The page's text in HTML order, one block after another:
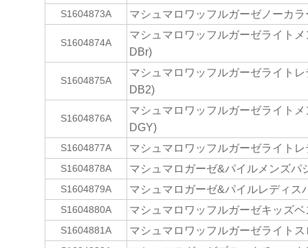
S1604873A マシュマロワッフルガーゼノーカ
S1604874A
マシュマロワッフルガーゼライト
DBr)
S1604875A
マシュマロワッフルガーゼライト
DB2)
S1604876A
マシュマロワッフルガーゼライト
DGY)
S1604877A マシュマロワッフルガーゼライト
S1604878A マシュマロガーゼ&パイルメンズパ
S1604879A マシュマロガーゼ&パイルレディス
S1604880A マシュマロワッフルガーゼキッズ
S1604881A マシュマロワッフルガーゼライト